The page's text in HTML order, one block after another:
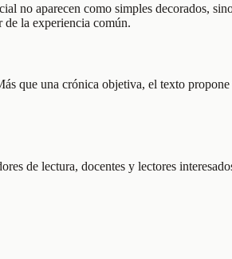
no aparecen como simples decorados,
de la experiencia común.
que una crónica objetiva, el texto
de lectura, docentes y lectores